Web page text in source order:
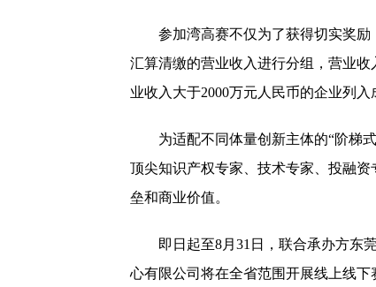
参加湾高赛不仅为了获得切实奖
汇算清缴的营业收入进行分组，营业
业收入大于2000万元人民币的企业列入
为适配不同体量创新主体的“阶梯
顶尖知识产权专家、技术专家、投融
垒和商业价值。
即日起至8月31日，联合承办方东
心有限公司将在全省范围开展线上线